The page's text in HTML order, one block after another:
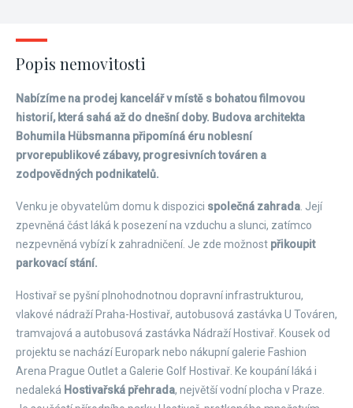
Popis nemovitosti
Nabízíme na prodej kancelář v místě s bohatou filmovou
historií, která sahá až do dnešní doby. Budova architekta
Bohumila Hübsmanna připomíná éru noblesní
prvorepublikové zábavy, progresivních továren a
zodpovědných podnikatelů.
Venku je obyvatelům domu k dispozici společná zahrada . Její
zpevněná část láká k posezení na vzduchu a slunci, zatímco
nezpevněná vybízí k zahradničení. Je zde možnost přikoupit
parkovací stání.
Hostivař se pyšní plnohodnotnou dopravní infrastrukturou,
vlakové nádraží Praha-Hostivař, autobusová zastávka U Továren,
tramvajová a autobusová zastávka Nádraží Hostivař. Kousek od
projektu se nachází Europark nebo nákupní galerie Fashion
Arena Prague Outlet a Galerie Golf Hostivař. Ke koupání láká i
nedaleká Hostivařská přehrada, největší vodní plocha v Praze.